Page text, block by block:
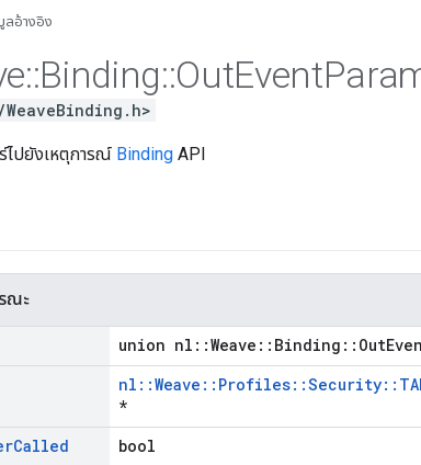
ลอ้างอิง
::Binding::OutEvent
ไปยังเหตุการณ์ Binding API
ณะ
union
*
Called
bool